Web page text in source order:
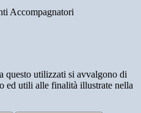
Accompagnatori
questo utilizzati si avvalgono di
ed utili alle finalità illustrate nella